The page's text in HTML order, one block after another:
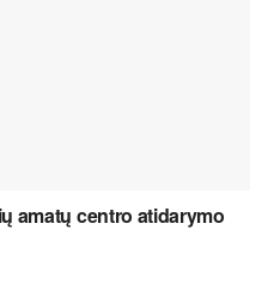
amatų centro atidarymo